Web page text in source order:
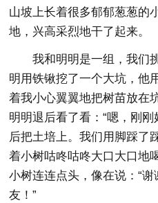
山坡上长着很多郁郁葱葱的
地，兴高采烈地干了起来。
我和明明是一组，我们
明用铁锹挖了一个大坑，他
着我小心翼翼地把树苗放在
明明退后看了看：“嗯，刚
后把土培上。我们用脚踩了
着小树咕咚咕咚大口大口地
小树连连点头，像在说：“
友！”